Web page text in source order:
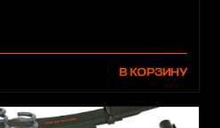
В КОРЗИНУ